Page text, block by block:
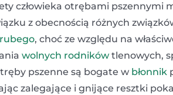
człowieka otrębami pszennymi
z obecnością różnych
, choć ze względu na
wolnych rodników tlenowych,
pszenne są bogate w błonnik
zalegające i gnijące resztki